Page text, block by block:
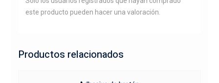
este producto pueden hacer una valoración.
Productos relacionados